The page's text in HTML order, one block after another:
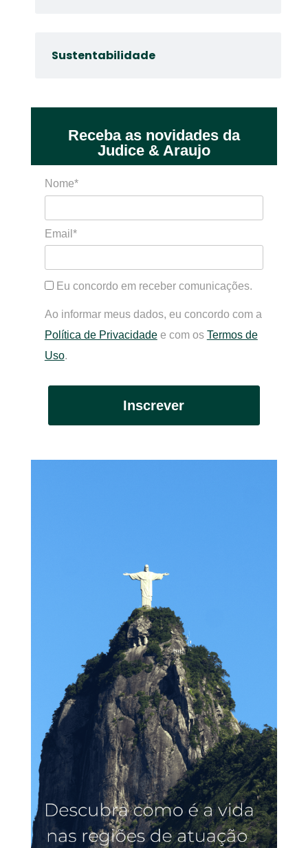
Sustentabilidade
Receba as novidades da
Judice & Araujo
Nome*
Email*
Eu concordo em receber comunicações.
Ao informar meus dados, eu concordo com a
Política de Privacidadee com os Termos de
Uso.
Inscrever